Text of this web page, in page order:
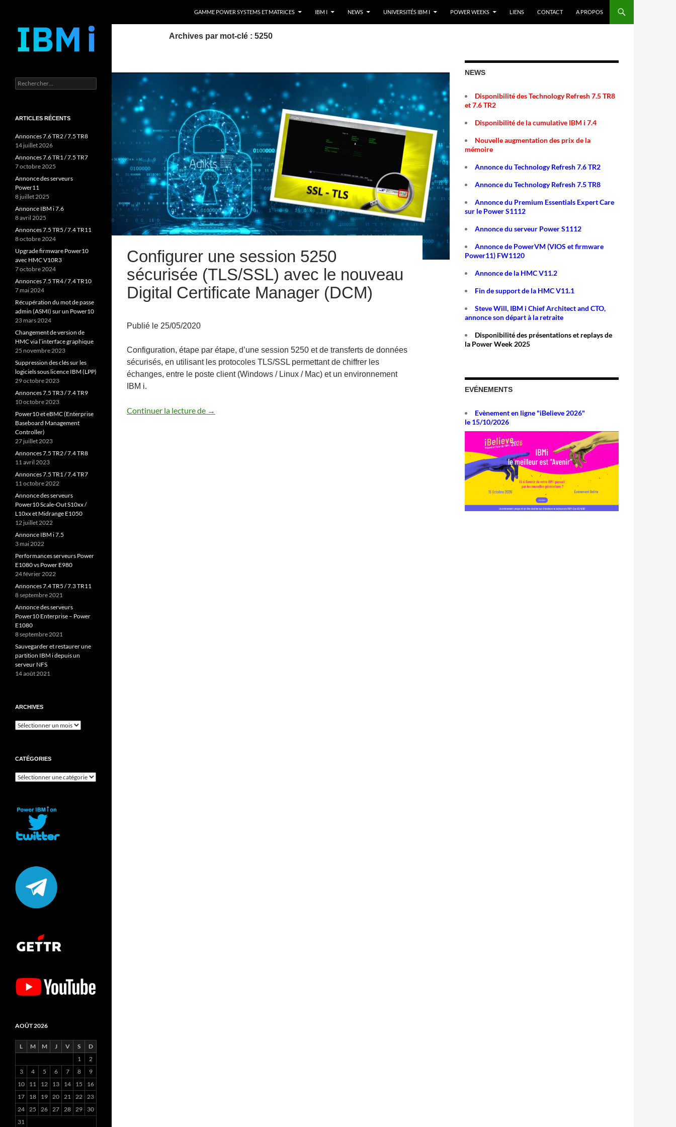
contenu
GAMME POWER SYSTEMS ET MATRICES IBM I NEWS UNIVERSITÉS IBM I POWER WEEKS LIENS CONTACT A PROPOS
Archives par mot-clé : 5250
Configurer une session 5250
sécurisée (TLS/SSL) avec le nouveau
Digital Certificate Manager (DCM)
Publié le 25/05/2020
Configuration, étape par étape, d’une session 5250 et de transferts de données
sécurisés, en utilisant les protocoles TLS/SSL permettant de chiffrer les
échanges, entre le poste client (Windows / Linux / Mac) et un environnement
IBM i.
Continuer la lecture de Configurer une session 5250 sécurisée (TLS/SSL) avec le nouveau Digital Certificate Manager (DCM)
→
NEWS
Disponibilité des Technology Refresh 7.5 TR8
et 7.6 TR2
Disponibilité de la cumulative IBM i 7.4
Nouvelle augmentation des prix de la
mémoire
Annonce du Technology Refresh 7.6 TR2
Annonce du Technology Refresh 7.5 TR8
Annonce du Premium Essentials Expert Care
sur le Power S1112
Annonce du serveur Power S1112
Annonce de PowerVM (VIOS et firmware
Power11) FW1120
Annonce de la HMC V11.2
Fin de support de la HMC V11.1
Steve Will, IBM i Chief Architect and CTO,
annonce son départ à la retraite
Disponibilité des présentations et replays de
la Power Week 2025
EVÉNEMENTS
Evènement en ligne "iBelieve 2026"
le 15/10/2026
Rechercher :
ARTICLES RÉCENTS
Annonces 7.6 TR2 / 7.5 TR8
14 juillet 2026
Annonces 7.6 TR1 / 7.5 TR7
7 octobre 2025
Annonce des serveurs
Power11
8 juillet 2025
Annonce IBM i 7.6
8 avril 2025
Annonces 7.5 TR5 / 7.4 TR11
8 octobre 2024
Upgrade firmware Power10
avec HMC V10R3
7 octobre 2024
Annonces 7.5 TR4 / 7.4 TR10
7 mai 2024
Récupération du mot de passe
admin (ASMI) sur un Power10
23 mars 2024
Changement de version de
HMC via l’interface graphique
25 novembre 2023
Suppression des clés sur les
logiciels sous licence IBM (LPP)
29 octobre 2023
Annonces 7.5 TR3 / 7.4 TR9
10 octobre 2023
Power10 et eBMC (Enterprise
Baseboard Management
Controller)
27 juillet 2023
Annonces 7.5 TR2 / 7.4 TR8
11 avril 2023
Annonces 7.5 TR1 / 7.4 TR7
11 octobre 2022
Annonce des serveurs
Power10 Scale-Out S10xx /
L10xx et Midrange E1050
12 juillet 2022
Annonce IBM i 7.5
3 mai 2022
Performances serveurs Power
E1080 vs Power E980
24 février 2022
Annonces 7.4 TR5 / 7.3 TR11
8 septembre 2021
Annonce des serveurs
Power10 Enterprise – Power
E1080
8 septembre 2021
Sauvegarder et restaurer une
partition IBM i depuis un
serveur NFS
14 août 2021
ARCHIVES
Archives
CATÉGORIES
Catégories
AOÛT 2026
L M M J V S
D
1
2
3
4 5 6 7 8
9
10
11 12 13 14 15
16
17
18 19 20 21 22 23
24 25 26 27 28 29
30
31